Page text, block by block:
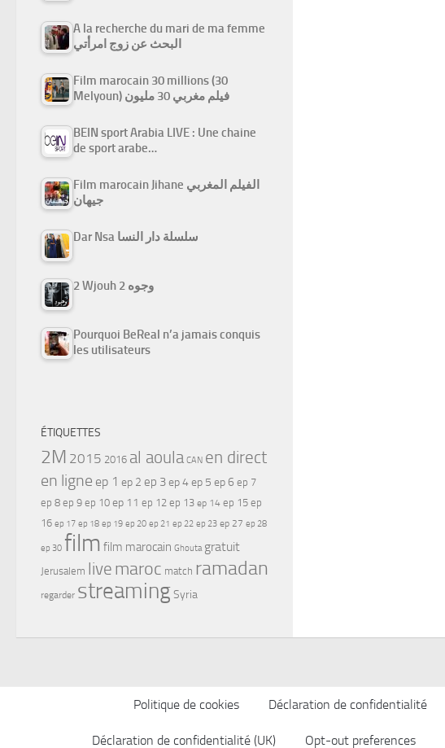
A la recherche du mari de ma femme
البحث عن زوج امرأتي
Film marocain 30 millions (30
Melyoun) فيلم مغربي 30 مليون
BEIN sport Arabia LIVE : Une chaine
de sport arabe…
Film marocain Jihane الفيلم المغربي
جيهان
Dar Nsa سلسلة دار النسا
2 Wjouh 2 وجوه
Pourquoi BeReal n’a jamais conquis
les utilisateurs
ÉTIQUETTES
2M 2015 2016 al aoula CAN en direct
en ligne ep 1 ep 2 ep 3ep 4ep 5 ep 6 ep 7
ep 8 ep 9 ep 10 ep 11 ep 12 ep 13 ep 14 ep 15 ep
16 ep 17 ep 18 ep 19 ep 20 ep 21 ep 22 ep 23 ep 27 ep 28
ep 30 film film marocain Ghouta gratuit
Jerusalem live maroc match ramadan
regarder streamingSyria
Politique de cookies Déclaration de confidentialité
Déclaration de confidentialité (UK) Opt-out preferences